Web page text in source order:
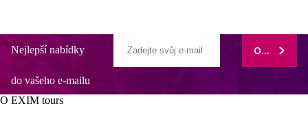
Nejlepší nabídky
do vašeho e-mailu
ODEBÍRAT
O EXIM tours